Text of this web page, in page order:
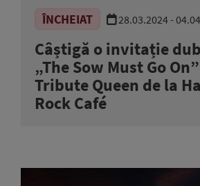
ÎNCHEIAT 28.03.2024 -
Câștigă o invitație
„The Sow Must Go
Tribute Queen de la
Rock Café